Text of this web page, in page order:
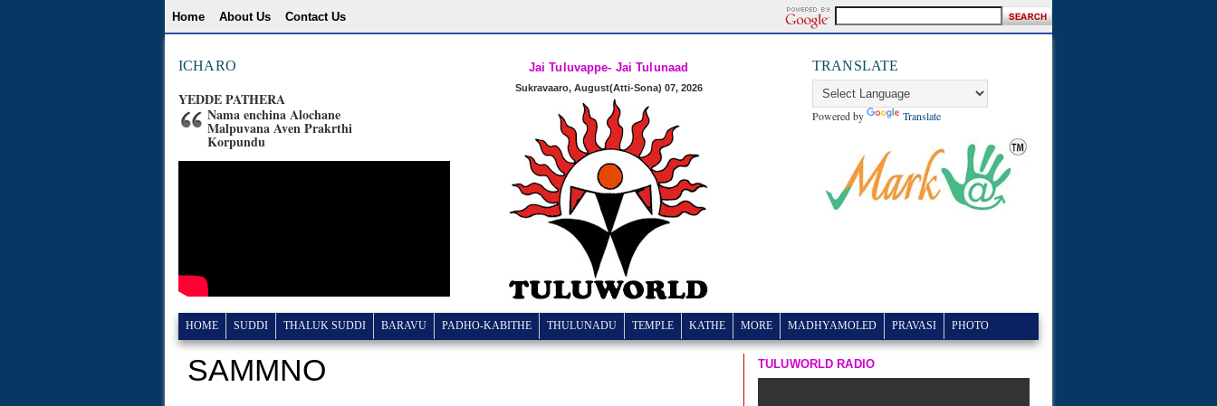
Home About Us Contact Us
Jai Tuluvappe- Jai Tulunaad
Sukravaaro, August(Atti-Sona) 07, 2026
ICHARO
YEDDE PATHERA
Nama enchina Alochane
Malpuvana Aven Prakrthi
Korpundu
TRANSLATE
Powered by Translate
HOME SUDDI THALUK SUDDI BARAVU PADHO-KABITHE THULUNADU TEMPLE KATHE MORE MADHYAMOLED PRAVASI PHOTO
SAMMNO TULUWORLD RADIO